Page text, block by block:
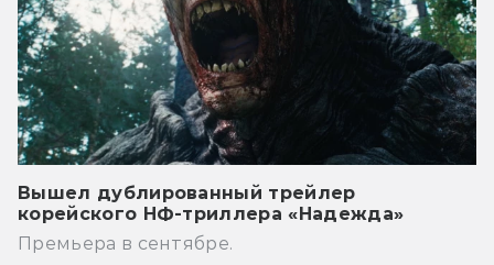
Вышел дублированный трейлер
корейского НФ-триллера «Надежда»
Премьера в сентябре.